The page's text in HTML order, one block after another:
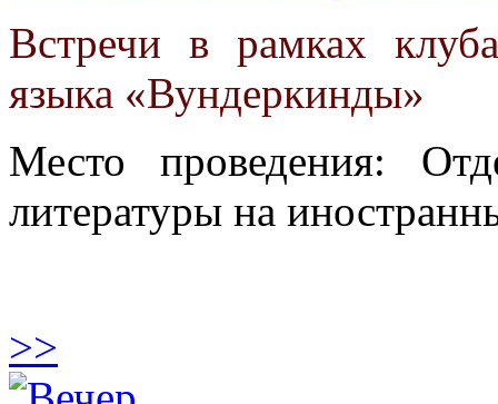
Встречи в рамках
языка «Вундеркинды»
Место проведения:
литературы на
>>